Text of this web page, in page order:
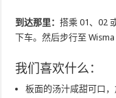
到达那里：搭乘 01、02
下车。然后步行至 Wisma
我们喜欢什么：
板面的汤汁咸甜可口